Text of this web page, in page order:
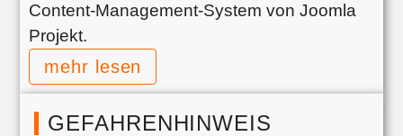
Content-Management-System von Joomla
Projekt.
mehr lesen
GEFAHRENHINWEIS